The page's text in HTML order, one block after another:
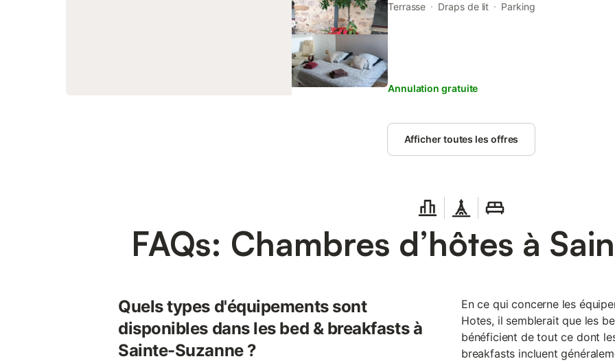
chambre nature offers accommodation situated in
Terrasse Draps de lit Parking
Annulation gratuite
Afficher toutes les offres
FAQs: Chambres d’hôtes à
Quels types d'équipements sont
disponibles dans les bed & breakfasts à
Sainte-Suzanne ?
En ce qui concerne les
Hotes, il semblerait que les
bénéficient de tout ce dont
breakfasts incluent